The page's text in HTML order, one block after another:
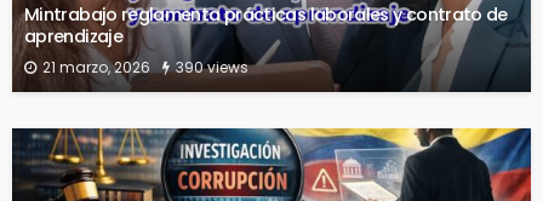
Mintrabajo reglamenta prácticas laborales y contrato de
aprendizaje
21 marzo, 2026 390 views